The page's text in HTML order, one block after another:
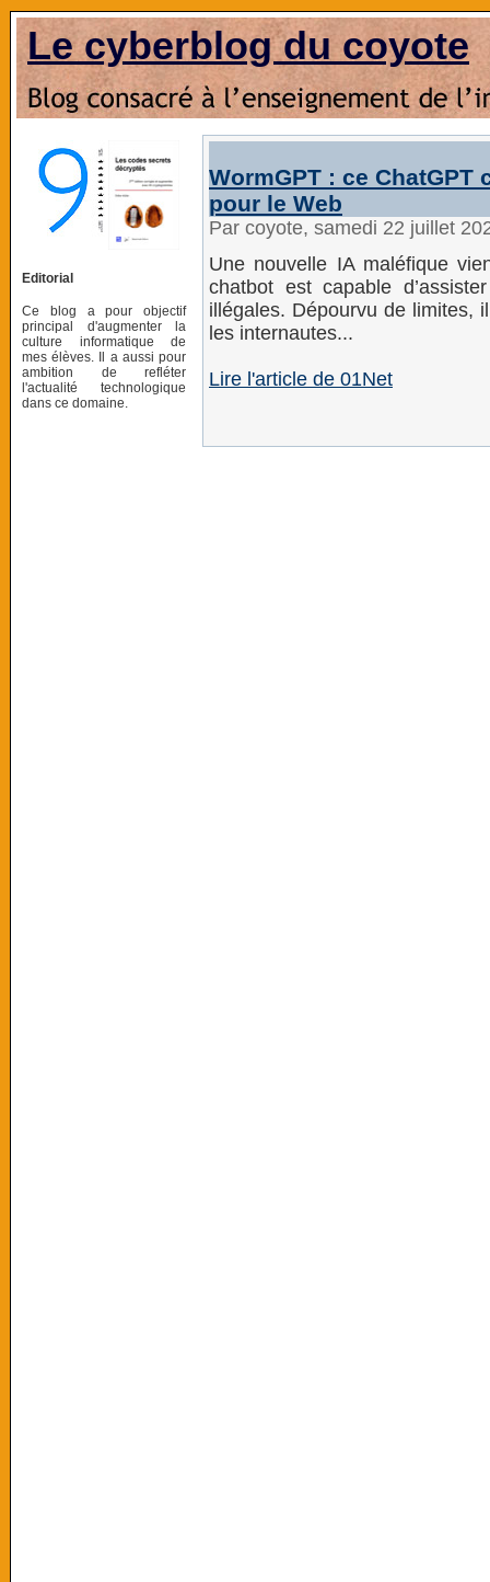
Le cyberblog du coyote
Editorial
Ce blog a pour objectif
principal d'augmenter la
culture informatique de
mes élèves. Il a aussi pour
ambition de refléter
l'actualité technologique
dans ce domaine.
WormGPT : ce
pour le Web
Par coyote, samedi 22 juillet
Une nouvelle IA maléfique
chatbot est capable
illégales. Dépourvu de limites,
les internautes...
Lire l'article de 01Net